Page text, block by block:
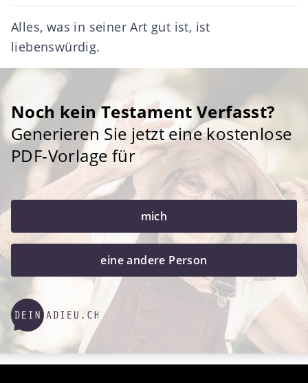
Alles, was in seiner Art gut ist, ist
liebenswürdig.
Noch kein Testament Verfasst?
Generieren Sie jetzt eine kostenlose
PDF-Vorlage für
mich
eine andere Person